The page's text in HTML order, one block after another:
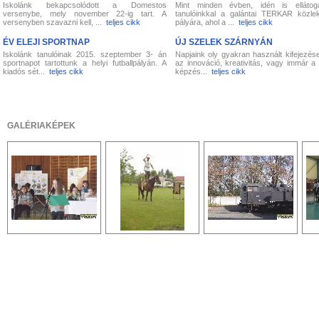
Iskolánk bekapcsolódott a Domestos
versenybe, mely november 22-ig tart. A
versenyben szavazni kell, ... teljes cikk
Mint minden évben, idén is
tanulóinkkal a galántai TERKAR
pályára, ahol a ... teljes cikk
ÉV ELEJI SPORTNAP
Iskolánk tanulóinak 2015. szeptember 3- án
sportnapot tartottunk a helyi futballpályán. A
kiadós sét... teljes cikk
ÚJ SZELEK SZÁRNYÁN
Napjaink oly gyakran használt
az innováció, kreativitás, vagy immár a
képzés... teljes cikk
GALÉRIAKÉPEK